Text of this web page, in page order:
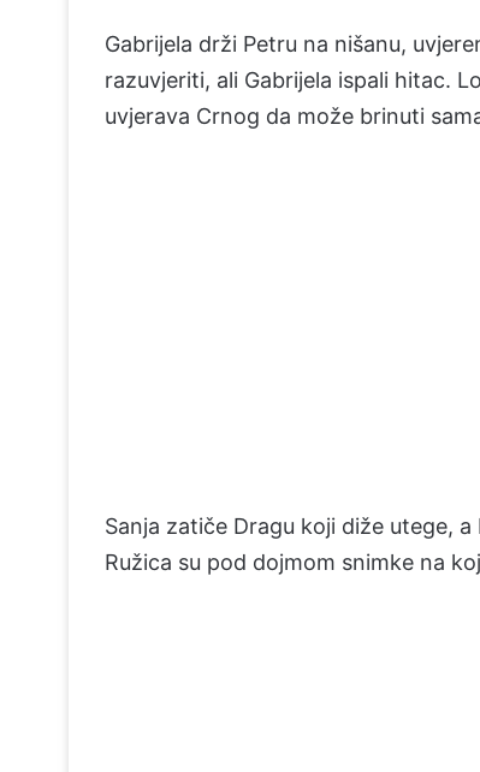
Gabrijela drži Petru na nišanu,
razuvjeriti, ali Gabrijela ispali hitac.
uvjerava Crnog da može brinuti
Sanja zatiče Dragu koji diže utege,
Ružica su pod dojmom snimke na